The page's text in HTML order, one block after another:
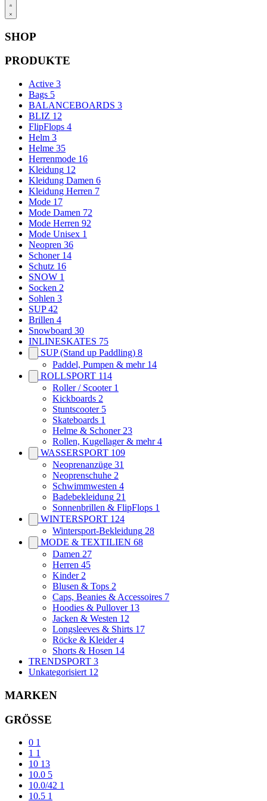
Open
Account
details
SHOP
PRODUKTE
Active 3
Bags 5
BALANCEBOARDS 3
BLIZ 12
FlipFlops 4
Helm 3
Helme 35
Herrenmode 16
Kleidung 12
Kleidung Damen 6
Kleidung Herren 7
Mode 17
Mode Damen 72
Mode Herren 92
Mode Unisex 1
Neopren 36
Schoner 14
Schutz 16
SNOW 1
Socken 2
Sohlen 3
SUP 42
Brillen 4
Snowboard 30
INLINESKATES 75
SUP (Stand up Paddling) 8
Paddel, Pumpen & mehr 14
ROLLSPORT 114
Roller / Scooter 1
Kickboards 2
Stuntscooter 5
Skateboards 1
Helme & Schoner 23
Rollen, Kugellager & mehr 4
WASSERSPORT 109
Neoprenanzüge 31
Neoprenschuhe 2
Schwimmwesten 4
Badebekleidung 21
Sonnenbrillen & FlipFlops 1
WINTERSPORT 124
Wintersport-Bekleidung 28
MODE & TEXTILIEN 68
Damen 27
Herren 45
Kinder 2
Blusen & Tops 2
Caps, Beanies & Accessoires 7
Hoodies & Pullover 13
Jacken & Westen 12
Longsleeves & Shirts 17
Röcke & Kleider 4
Shorts & Hosen 14
TRENDSPORT 3
Unkategorisiert 12
MARKEN
GRÖSSE
0 1
1 1
10 13
10.0 5
10.0/42 1
10.5 1